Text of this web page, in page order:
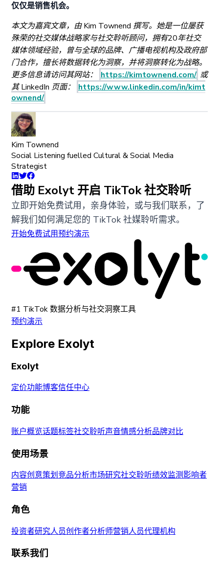
仅仅是销售机会。
本文为嘉宾文章，由 Kim Townend 撰写。她是一位屡获
殊荣的社交媒体战略家与社交聆听顾问，拥有20年社交
媒体领域经验，曾与全球的品牌、广播电视机构及政府部
门合作，擅长将数据转化为洞察，并将洞察转化为战略。
更多信息请访问其网站：
https://kimtownend.com/ 或
其 LinkedIn 页面：
https://www.linkedin.com/in/kimt
ownend/
Kim Townend
Social Listening fuelled Cultural & Social Media
Strategist
借助 Exolyt 开启 TikTok 社交聆听
立即开始免费试用，亲身体验，或与我们联系，了
解我们如何满足您的 TikTok 社媒聆听需求。
开始免费试用预约演示
#1 TikTok 数据分析与社交洞察工具
预约演示
Explore Exolyt
Exolyt
定价功能博客信任中心
功能
账户概览话题标签社交聆听声音情感分析品牌对比
使用场景
内容创意策划竞品分析市场研究社交聆听绩效监测影响者
营销
角色
投资者研究人员创作者分析师营销人员代理机构
联系我们